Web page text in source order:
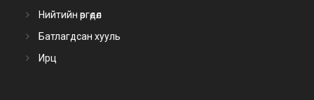
Нийтийн өргөдөл
Батлагдсан хууль
Ирц